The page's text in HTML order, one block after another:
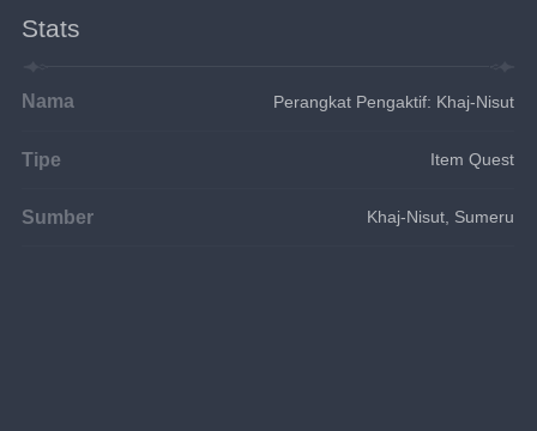
Stats
Nama Perangkat Pengaktif: Khaj-Nisut
Tipe Item Quest
Sumber Khaj-Nisut, Sumeru